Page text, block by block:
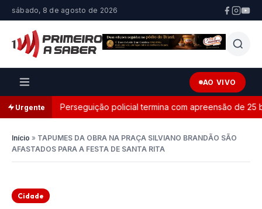
sábado, 8 de agosto de 2026
AO VIVO
Urgente Perseguição policial termina com apreensão de 25
Início » TAPUMES DA OBRA NA PRAÇA SILVIANO BRANDÃO SÃO
AFASTADOS PARA A FESTA DE SANTA RITA
Cidade